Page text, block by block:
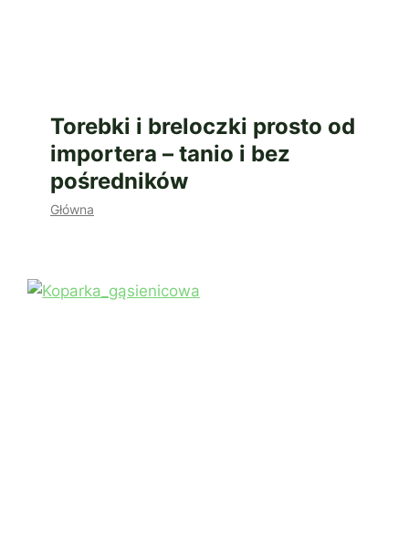
Torebki i breloczki prosto od
importera – tanio i bez
pośredników
Główna